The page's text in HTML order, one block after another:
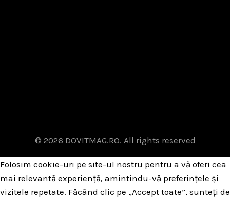
© 2026 DOVITMAG.RO. All rights reserved
Folosim cookie-uri pe site-ul nostru pentru a vă oferi cea
mai relevantă experiență, amintindu-vă preferințele și
vizitele repetate. Făcând clic pe „Accept toate”, sunteți de